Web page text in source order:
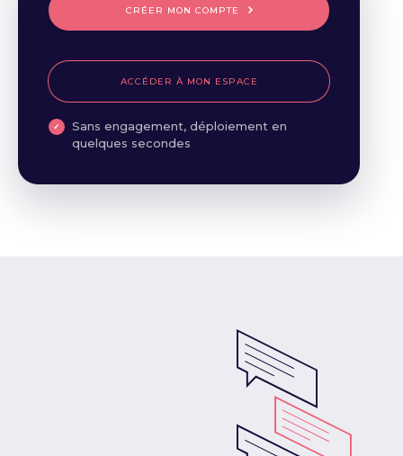
CRÉER MON COMPTE
ACCÉDER À MON ESPACE
Sans engagement, déploiement en
quelques secondes